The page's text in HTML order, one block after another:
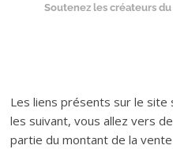
Soutenez les créateurs
Les liens présents sur le site
les suivant, vous allez vers
partie du montant de la